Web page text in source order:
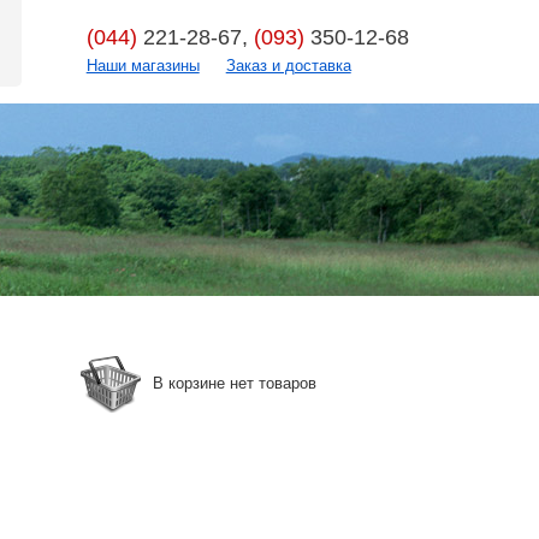
(044) 221-28-67, (093) 350-12-68
Наши магазины Заказ и доставка
В корзине нет товаров